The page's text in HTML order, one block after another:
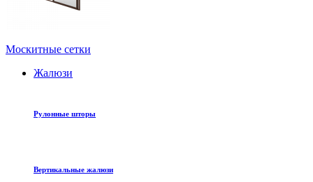
Москитные сетки
Жалюзи
Рулонные шторы
Вертикальные жалюзи